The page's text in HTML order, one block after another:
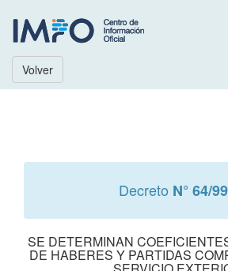
Volver
Decreto N° 64/
SE DETERMINAN
DE HABERES Y PARTIDAS